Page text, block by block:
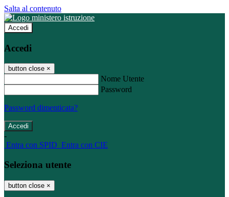
Salta al contenuto
Accedi
Accedi
button close ×
Nome Utente
Password
Password dimenticata?
-
Entra con SPID Entra con CIE
Seleziona utente
button close ×